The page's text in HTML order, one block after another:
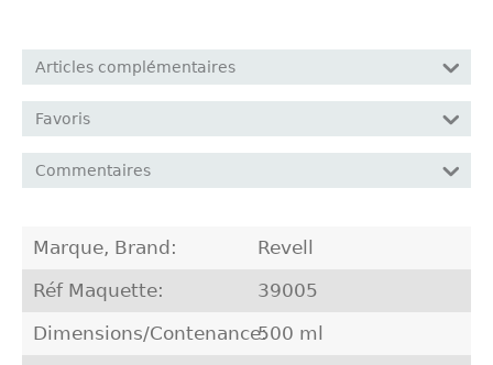
Articles complémentaires
Favoris
Commentaires
Marque, Brand: Revell
Réf Maquette: 39005
Dimensions/Contenance:500 ml